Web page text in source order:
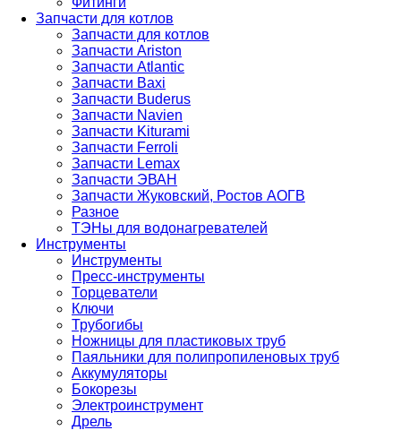
Запчасти для котлов
Запчасти для котлов
Запчасти Ariston
Запчасти Atlantic
Запчасти Baxi
Запчасти Buderus
Запчасти Navien
Запчасти Kiturami
Запчасти Ferroli
Запчасти Lemax
Запчасти ЭВАН
Запчасти Жуковский, Ростов АОГВ
Разное
ТЭНы для водонагревателей
Инструменты
Инструменты
Пресс-инструменты
Торцеватели
Ключи
Трубогибы
Ножницы для пластиковых труб
Паяльники для полипропиленовых труб
Аккумуляторы
Бокорезы
Электроинструмент
Дрель